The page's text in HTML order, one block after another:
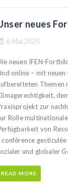
neues
6 Mai 2025
neuen IFEN-
online – mit
Themen
zur
Rolle
von
conférence
und globaler
READ MORE